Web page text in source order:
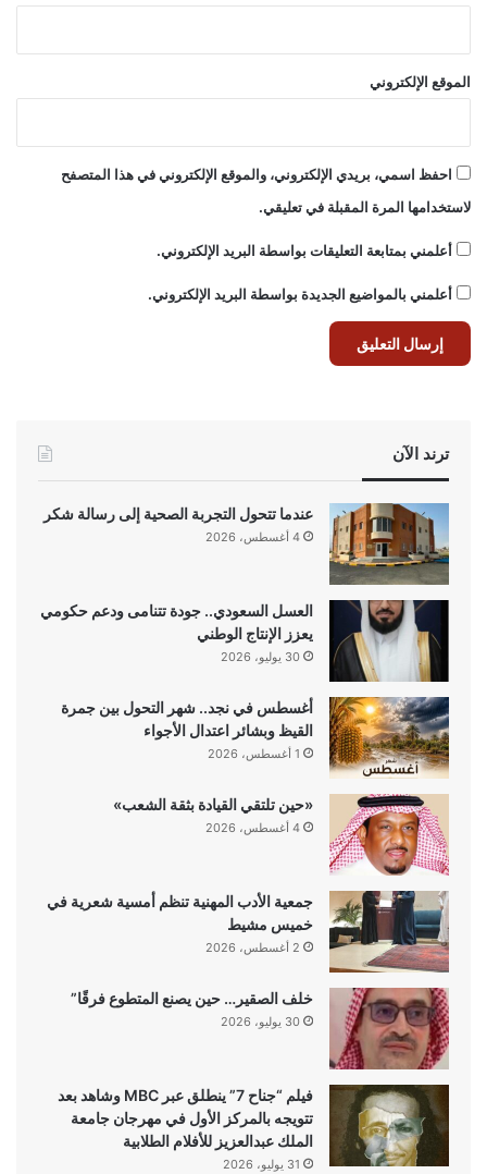
الموقع الإلكتروني
احفظ اسمي، بريدي الإلكتروني، والموقع الإلكتروني في هذا المتصفح
لاستخدامها المرة المقبلة في تعليقي.
أعلمني بمتابعة التعليقات بواسطة البريد الإلكتروني.
أعلمني بالمواضيع الجديدة بواسطة البريد الإلكتروني.
ترند الآن
عندما تتحول التجربة الصحية إلى رسالة شكر
4 أغسطس، 2026
العسل السعودي.. جودة تتنامى ودعم حكومي
يعزز الإنتاج الوطني
30 يوليو، 2026
أغسطس في نجد.. شهر التحول بين جمرة
القيظ وبشائر اعتدال الأجواء
1 أغسطس، 2026
«حين تلتقي القيادة بثقة الشعب»
4 أغسطس، 2026
جمعية الأدب المهنية تنظم أمسية شعرية في
خميس مشيط
2 أغسطس، 2026
خلف الصقير… حين يصنع المتطوع فرقًا”
30 يوليو، 2026
فيلم “جناح 7” ينطلق عبر MBC وشاهد بعد
تتويجه بالمركز الأول في مهرجان جامعة
الملك عبدالعزيز للأفلام الطلابية
31 يوليو، 2026